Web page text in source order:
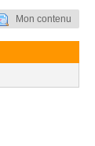
Mon contenu